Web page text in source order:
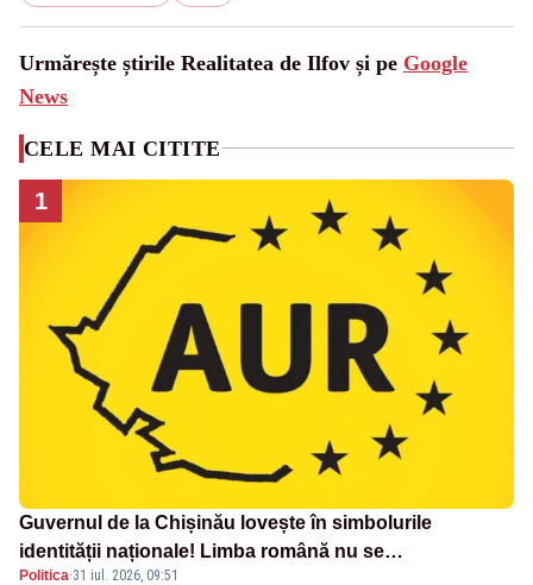
Urmărește știrile Realitatea de Ilfov și pe Google
News
CELE MAI CITITE
1
Guvernul de la Chișinău lovește în simbolurile
identității naționale! Limba română nu se
economisește! Limba română se sărbătorește!
Politica·31 iul. 2026, 09:51